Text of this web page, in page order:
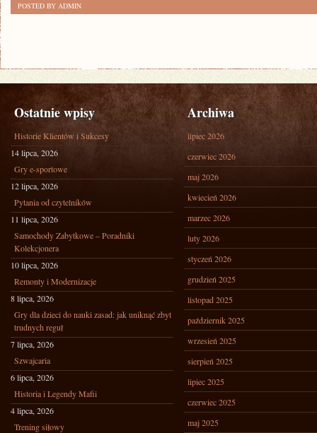
POSTED BY ADMIN
Ostatnie wpisy
Historie Klientów i Sukcesy
14 lipca, 2026
Gry e-sportowe
12 lipca, 2026
Pytania od czytelników
11 lipca, 2026
Samochody Zabytkowe – Poradniki
Kolekcjonera
10 lipca, 2026
Remonty i Modernizacje
8 lipca, 2026
Gry dla dzieci do nauki zasad: jak uniknąć zbyt
trudnych reguł
7 lipca, 2026
Szwajcaria
6 lipca, 2026
Historia i Legendy Mafii
4 lipca, 2026
Trening siłowy
Archiwa
lipiec 2026
czerwiec 2026
maj 2026
kwiecień 2026
marzec 2026
luty 2026
styczeń 2026
grudzień 2025
listopad 2025
październik 2025
wrzesień 2025
sierpień 2025
lipiec 2025
czerwiec 2025
maj 2025